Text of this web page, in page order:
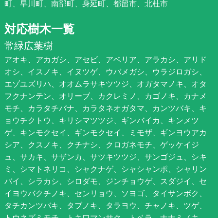
町、早川町、南部町、身延町、都留市、北杜市
対応樹木一覧
常緑広葉樹
アオキ、アカガシ、アセビ、アベリア、アラカシ、アリド
オシ、イスノキ、イヌツゲ、ウバメガシ、ウラジロガシ、
エゾユズリハ、オオムラサキツツジ、オガタマノキ、オタ
フクナンテン、オリーブ、カクレミノ、カゴノキ、カナメ
モチ、カラタチバナ、カラタネオガタマ、カンツバキ、キ
ョウチクトウ、キリシマツツジ、ギンバイカ、キンメツ
ゲ、キンモクセイ、ギンモクセイ、ミモザ、ギンヨウアカ
シア、クスノキ、クチナシ、クロガネモチ、ゲッケイジ
ュ、サカキ、サザンカ、サツキツツジ、サンゴジュ、シキ
ミ、シマトネリコ、シャクナゲ、シャシャンポ、シャリン
バイ、シラカシ、シロダモ、ジンチョウゲ、スダジイ、セ
イヨウバクチノキ、センリョウ、ソヨゴ、タイサンボク、
タチカンツバキ、タブノキ、タラヨウ、チャノキ、ツゲ、